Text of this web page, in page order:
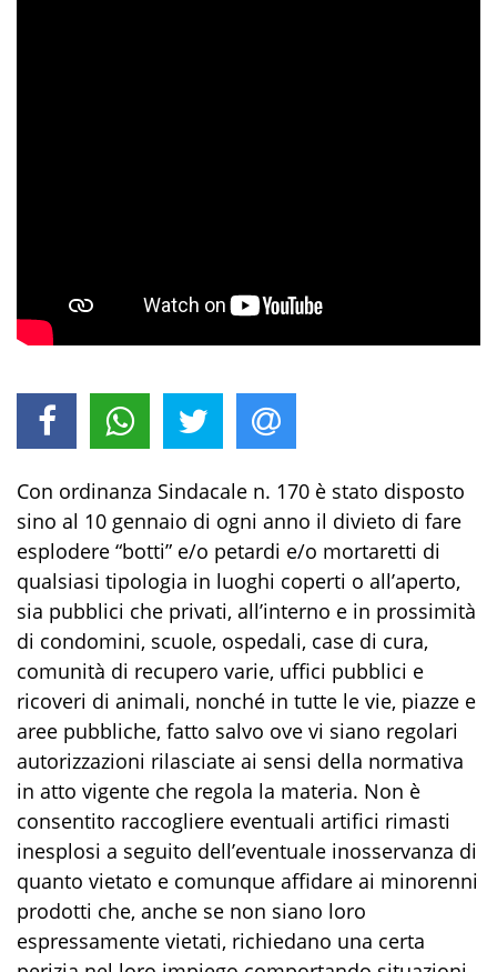
Con ordinanza Sindacale n. 170 è stato disposto
sino al 10 gennaio di ogni anno il divieto di fare
esplodere “botti” e/o petardi e/o mortaretti di
qualsiasi tipologia in luoghi coperti o all’aperto,
sia pubblici che privati, all’interno e in prossimità
di condomini, scuole, ospedali, case di cura,
comunità di recupero varie, uffici pubblici e
ricoveri di animali, nonché in tutte le vie, piazze e
aree pubbliche, fatto salvo ove vi siano regolari
autorizzazioni rilasciate ai sensi della normativa
in atto vigente che regola la materia. Non è
consentito raccogliere eventuali artifici rimasti
inesplosi a seguito dell’eventuale inosservanza di
quanto vietato e comunque affidare ai minorenni
prodotti che, anche se non siano loro
espressamente vietati, richiedano una certa